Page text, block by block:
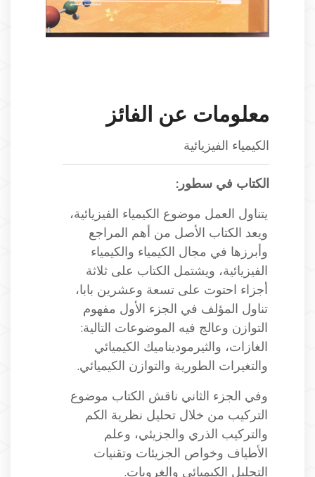
معلومات عن الفائز
الكيمياء الفيزيائية
الكتاب في سطور:
يتناول العمل موضوع الكيمياء الفيزيائية،
ويعد الكتاب الأصل من أهم المراجع
وأبرزها في مجال الكيمياء والكيمياء
الفيزيائية، ويشتمل الكتاب على ثلاثة
أجزاء احتوت على تسعة وعشرين بابا،
تناول المؤلف في الجزء الأول مفهوم
التوازن وعالج فيه الموضوعات التالية:
الغازات، والثيرموديناميك الكيميائي
والتغيرات الطورية والتوازن الكيميائي.
وفي الجزء الثاني ناقش الكتاب موضوع
التركيب من خلال تحليل نظرية الكم
والتركيب الذري والجزيئي، وعلم
الأطياف وخواص الجزيئات وتقنيات
التحليل الكيميائي والغرويات.